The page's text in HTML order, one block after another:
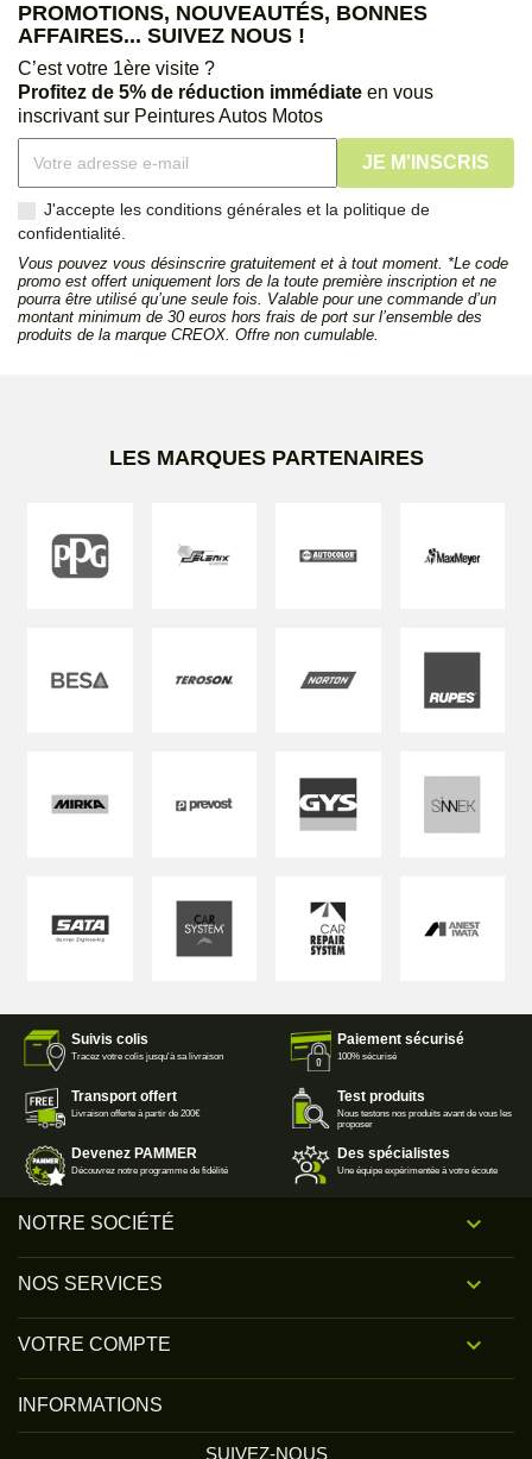
PROMOTIONS, NOUVEAUTÉS, BONNES
AFFAIRES... SUIVEZ NOUS !
C’est votre 1ère visite ?
Profitez de 5% de réduction immédiate en vous
inscrivant sur Peintures Autos Motos
J'accepte les conditions générales et la politique de
confidentialité.
Vous pouvez vous désinscrire gratuitement et à tout moment. *Le code
promo est offert uniquement lors de la toute première inscription et ne
pourra être utilisé qu’une seule fois. Valable pour une commande d’un
montant minimum de 30 euros hors frais de port sur l’ensemble des
produits de la marque CREOX. Offre non cumulable.
LES MARQUES PARTENAIRES
Suivis colis
Tracez votre colis jusqu'à sa livraison
Paiement sécurisé
100% sécurisé
Transport offert
Livraison offerte à partir de 200€
Test produits
Nous testons nos produits avant de vous les
proposer
Devenez PAMMER
Découvrez notre programme de fidélité
Des spécialistes
Une équipe expérimentée à votre écoute
NOTRE SOCIÉTÉ 
NOS SERVICES 
VOTRE COMPTE 
INFORMATIONS
SUIVEZ-NOUS